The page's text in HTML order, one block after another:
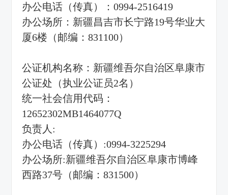
办公电话（传真）：0994-2516419
办公场所：新疆昌吉市长宁路19号华业大
厦6楼（邮编：831100）
公证机构名称：新疆维吾尔自治区阜康市
公证处（执业公证员2名）
统一社会信用代码：
12652302MB1464077Q
负责人:
办公电话（传真）:0994-3225294
办公场所:新疆维吾尔自治区阜康市博峰
西路37号（邮编：831500）